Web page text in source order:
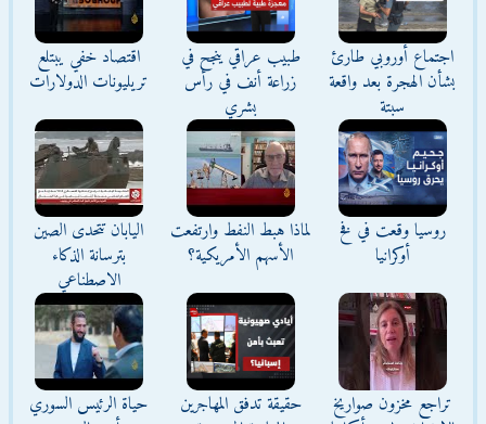
اجتماع أوروبي طارئ
بشأن الهجرة بعد واقعة
سبتة
طبيب عراقي ينجح في
زراعة أنف في رأس
بشري
اقتصاد خفي يبتلع
تريليونات الدولارات
روسيا وقعت في فخ
أوكرانيا
لماذا هبط النفط وارتفعت
الأسهم الأمريكية؟
اليابان تتحدى الصين
بترسانة الذكاء
الاصطناعي
تراجع مخزون صواريخ
حقيقة تدفق المهاجرين
حياة الرئيس السوري